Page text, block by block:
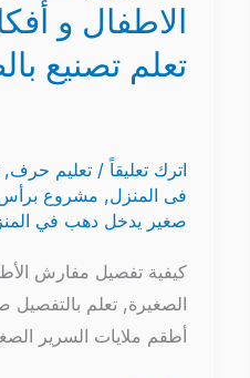
الاطفال و
تعلم تصنيع
اترك تعليقاً / تعليم حرف,
فى المنزل, مشروع
صغير يدخل دهب في
كيفية تفصيل مفارش
الصغيرة, تعلم
أطقم ملايات السرير